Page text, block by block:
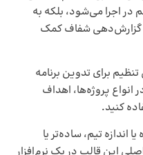
در اجرا می‌شود، بلکه به
و گزارش‌دهی شفاف کمک
برای تدوین برنامه
انواع پروژه‌ها، اهداف
کنید.
اندازه تیم، ساده‌تر یا